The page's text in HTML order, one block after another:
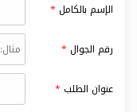
الإسم بالكامل
رقم الجوال
عنوان الطلب